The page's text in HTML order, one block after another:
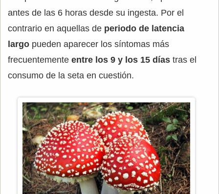
antes de las 6 horas desde su ingesta. Por el
contrario en aquellas de periodo de latencia
largo pueden aparecer los síntomas más
frecuentemente entre los 9 y los 15 días tras el
consumo de la seta en cuestión.